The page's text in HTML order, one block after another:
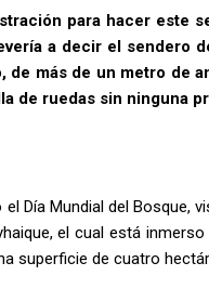
para hacer este
a decir el sendero
de más de un metro de
de ruedas sin ninguna
Día Mundial del Bosque,
el cual está
superficie de cuatro